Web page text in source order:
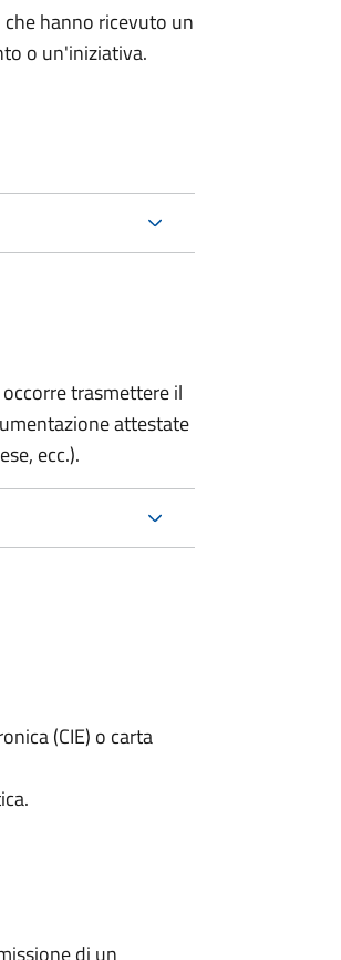
hanno ricevuto un
o un'iniziativa.
trasmettere il
attestate
ecc.).
(CIE) o carta
di un